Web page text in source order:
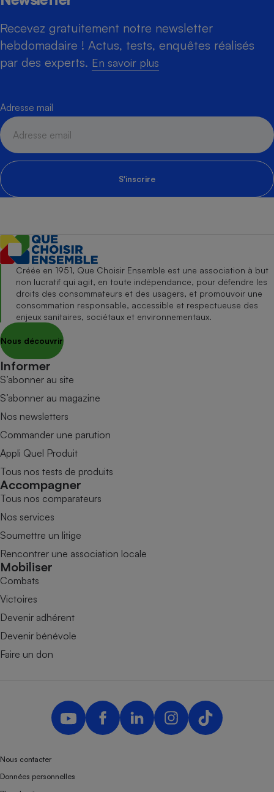
Recevez gratuitement notre newsletter
hebdomadaire ! Actus, tests, enquêtes réalisés
par des experts. En savoir plus
Adresse mail
S'inscrire
Créée en 1951, Que Choisir Ensemble est une association à but
non lucratif qui agit, en toute indépendance, pour défendre les
droits des consommateurs et des usagers, et promouvoir une
consommation responsable, accessible et respectueuse des
enjeux sanitaires, sociétaux et environnementaux.
Nous découvrir
Informer
S’abonner au site
S’abonner au magazine
Nos newsletters
Commander une parution
Appli Quel Produit
Tous nos tests de produits
Accompagner
Tous nos comparateurs
Nos services
Soumettre un litige
Rencontrer une association locale
Mobiliser
Combats
Victoires
Devenir adhérent
Devenir bénévole
Faire un don
Nous contacter
Données personnelles